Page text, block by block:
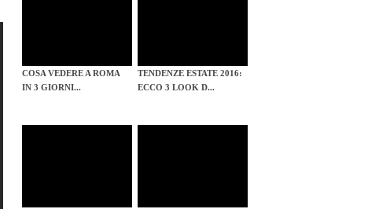
COSA VEDERE A ROMA
IN 3 GIORNI...
TENDENZE ESTATE 2016:
ECCO 3 LOOK D...